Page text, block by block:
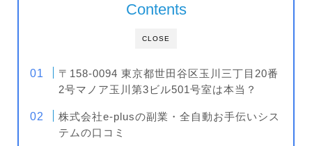
CLOSE
Contents
〒158-0094 東京都世田谷区玉川三丁目20番
2号マノア玉川第3ビル501号室は本当？
株式会社e-plusの副業・全自動お手伝いシス
テムの口コミ